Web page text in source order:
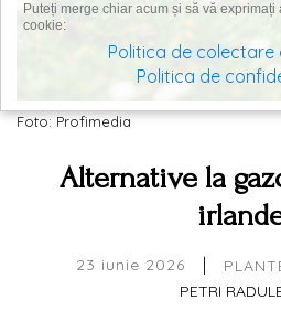
Foto: Profimedia
Alternative la
23 iunie 2026 |
PETRI
Puteți merge chiar acum și să vă
cookie:
Politica de
Politica de